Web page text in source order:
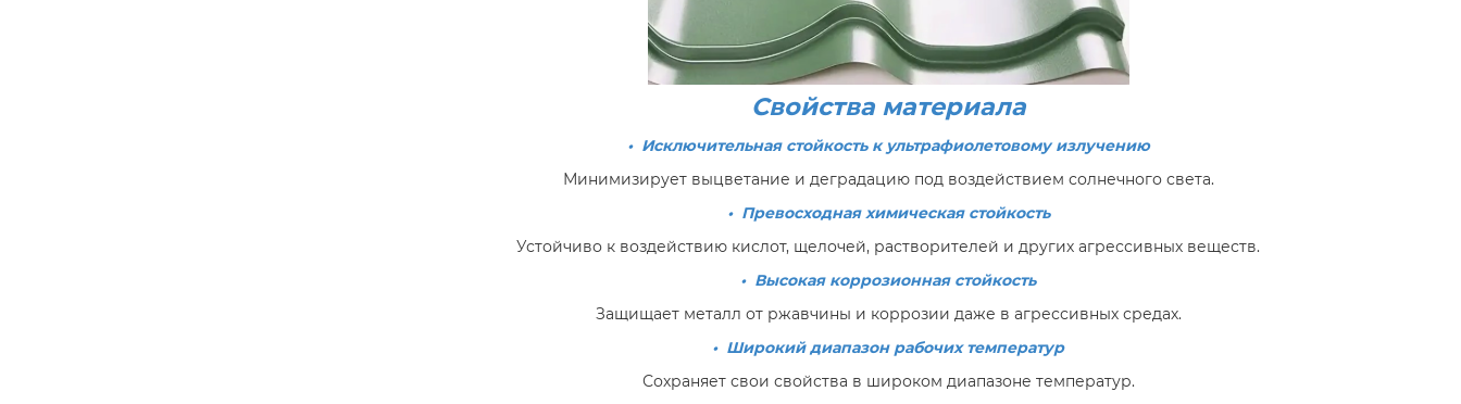
Свойства материала
• Исключительная стойкость к ультрафиолетовому излучению
Минимизирует выцветание и деградацию под воздействием солнечного света.
• Превосходная химическая стойкость
Устойчиво к воздействию кислот, щелочей, растворителей и других агрессивных веществ.
• Высокая коррозионная стойкость
Защищает металл от ржавчины и коррозии даже в агрессивных средах.
• Широкий диапазон рабочих температур
Сохраняет свои свойства в широком диапазоне температур.